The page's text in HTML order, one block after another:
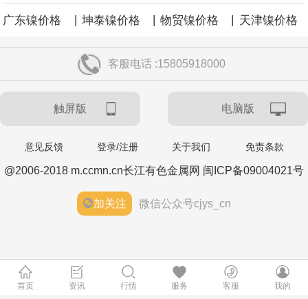
广东镍价格 | 坤泰镍价格 | 物贸镍价格 | 天津镍价格
客服电话 :15805918000
触屏版 电脑版
意见反馈 登录/注册 关于我们 免责条款
@2006-2018 m.ccmn.cn长江有色金属网 闽ICP备09004021号
加关注 微信公众号cjys_cn
首页 资讯 行情 服务 客服 我的